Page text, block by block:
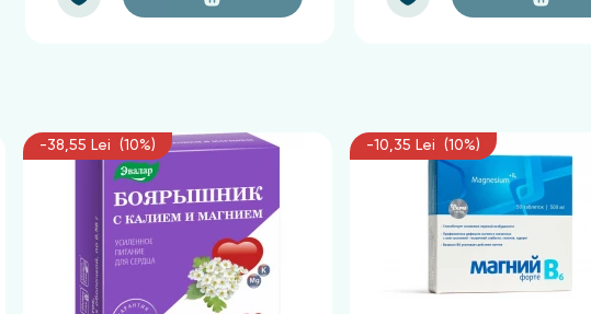
-38,55 Lei (10%) -10,35 Lei (10%)